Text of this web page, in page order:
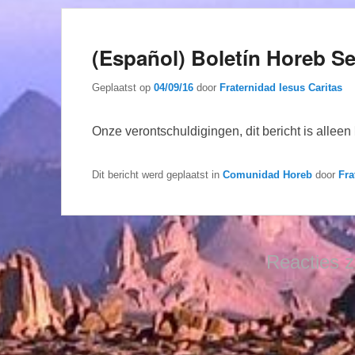
(Español) Boletín Horeb
Geplaatst op 04/09/16 door Fraternidad Iesus Caritas
Onze verontschuldigingen, dit bericht is alleen
Dit bericht werd geplaatst in Comunidad Horeb door
Reacties